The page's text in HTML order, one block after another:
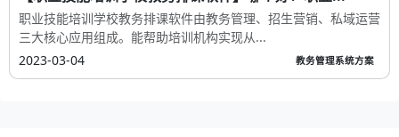
职业技能培训学校教务排课软件由教务管理、招生营销、私域运营
三大核心应用组成。能帮助培训机构实现从...
2023-03-04
教务管理系统方案